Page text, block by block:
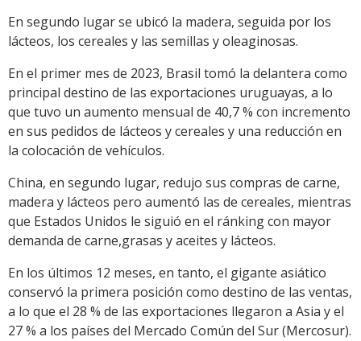
En segundo lugar se ubicó la madera, seguida por los
lácteos, los cereales y las semillas y oleaginosas.
En el primer mes de 2023, Brasil tomó la delantera como
principal destino de las exportaciones uruguayas, a lo
que tuvo un aumento mensual de 40,7 % con incremento
en sus pedidos de lácteos y cereales y una reducción en
la colocación de vehículos.
China, en segundo lugar, redujo sus compras de carne,
madera y lácteos pero aumentó las de cereales, mientras
que Estados Unidos le siguió en el ránking con mayor
demanda de carne,grasas y aceites y lácteos.
En los últimos 12 meses, en tanto, el gigante asiático
conservó la primera posición como destino de las ventas,
a lo que el 28 % de las exportaciones llegaron a Asia y el
27 % a los países del Mercado Común del Sur (Mercosur).